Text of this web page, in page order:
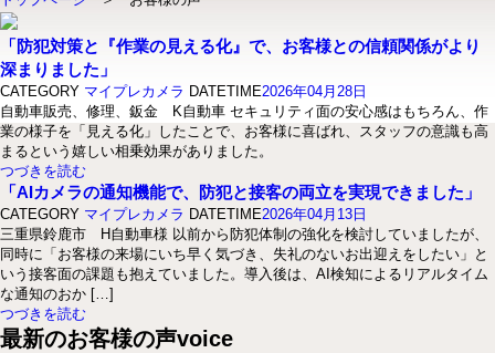
「防犯対策と『作業の見える化』で、お客様との信頼関係がより
深まりました」
CATEGORY マイプレカメラ DATETIME2026年04月28日
自動車販売、修理、鈑金 K自動車 セキュリティ面の安心感はもちろん、作
業の様子を「見える化」したことで、お客様に喜ばれ、スタッフの意識も高
まるという嬉しい相乗効果がありました。
つづきを読む
「AIカメラの通知機能で、防犯と接客の両立を実現できました」
CATEGORY マイプレカメラ DATETIME2026年04月13日
三重県鈴鹿市 H自動車様 以前から防犯体制の強化を検討していましたが、
同時に「お客様の来場にいち早く気づき、失礼のないお出迎えをしたい」と
いう接客面の課題も抱えていました。導入後は、AI検知によるリアルタイム
な通知のおか […]
つづきを読む
最新のお客様の声voice